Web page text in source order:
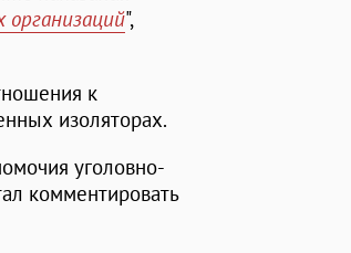
",
к
изоляторах.
уголовно-
комментировать